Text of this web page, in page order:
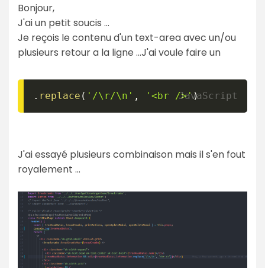
Bonjour,
J'ai un petit soucis ...
Je reçois le contenu d'un text-area avec un/ou
plusieurs retour a la ligne ...J'ai voule faire un
. replace ( '/\r/\n' , '<br />')
J'ai essayé plusieurs combinaison mais il s'en fout
royalement ...